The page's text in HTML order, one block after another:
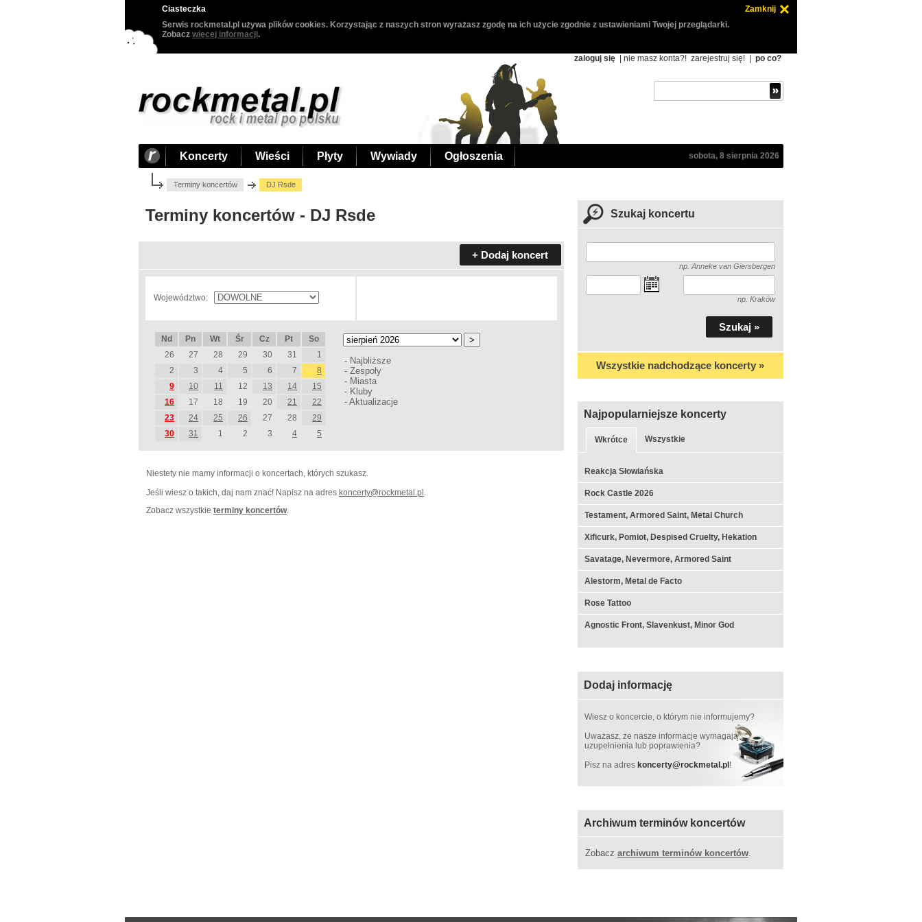
Ciasteczka
Zamknij
Serwis rockmetal.pl używa plików cookies. Korzystając z naszych stron wyrażasz zgodę na ich użycie zgodnie z ustawieniami Twojej przeglądarki.
Zobacz więcej informacji.
zaloguj się | nie masz konta?! zarejestruj się! po co?
Koncerty Wieści Płyty Wywiady Ogłoszenia sobota, 8 sierpnia 2026
Terminy koncertów DJ Rsde
Terminy koncertów - DJ Rsde
+ Dodaj koncert
Województwo:
Nd Pn Wt Śr Cz Pt
So
26
27 28 29 30 31
1
2
3 4 5 6 7
8
9
10 11 12 13 14
15
16
17 18 19 20 21
22
23
24 25 26 27 28
29
30
31 1 2 3 4 5
- Najbliższe
- Zespoły
- Miasta
- Kluby
- Aktualizacje
Niestety nie mamy informacji o koncertach, których szukasz.
Jeśli wiesz o takich, daj nam znać! Napisz na adres koncerty@rockmetal.pl .
Zobacz wszystkie terminy koncertów.
Szukaj koncertu
np. Anneke van Giersbergen
np. Kraków
Wszystkie nadchodzące koncerty »
Najpopularniejsze koncerty
Wkrótce Wszystkie
Reakcja Słowiańska
Rock Castle 2026
Testament, Armored Saint, Metal Church
Xificurk, Pomiot, Despised Cruelty, Hekation
Savatage, Nevermore, Armored Saint
Alestorm, Metal de Facto
Rose Tattoo
Agnostic Front, Slavenkust, Minor God
Dodaj informację
Wiesz o koncercie, o którym nie informujemy?
Uważasz, że nasze informacje wymagają
uzupełnienia lub poprawienia?
Pisz na adres koncerty@rockmetal.pl!
Archiwum terminów koncertów
Zobacz archiwum terminów koncertów.